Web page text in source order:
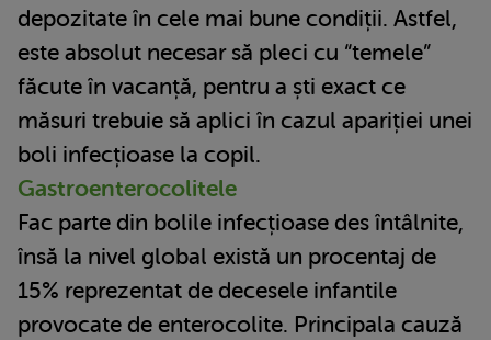
depozitate în cele mai bune condiții. Astfel,
este absolut necesar să pleci cu “temele”
făcute în vacanță, pentru a ști exact ce
măsuri trebuie să aplici în cazul apariției unei
boli infecțioase la copil.
Gastroenterocolitele
Fac parte din bolile infecțioase des întâlnite,
însă la nivel global există un procentaj de
15% reprezentat de decesele infantile
provocate de enterocolite. Principala cauză